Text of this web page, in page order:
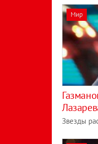
Мир
Звезды